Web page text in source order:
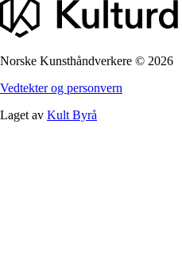
Norske Kunsthåndverkere © 2026
Vedtekter og personvern
Laget av Kult Byrå